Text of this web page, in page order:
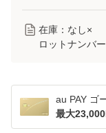
在庫：なし×
ロットナンバー
au PAY ゴ
最大